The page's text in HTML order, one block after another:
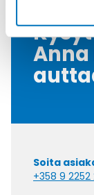
Soita
+358 9 2252